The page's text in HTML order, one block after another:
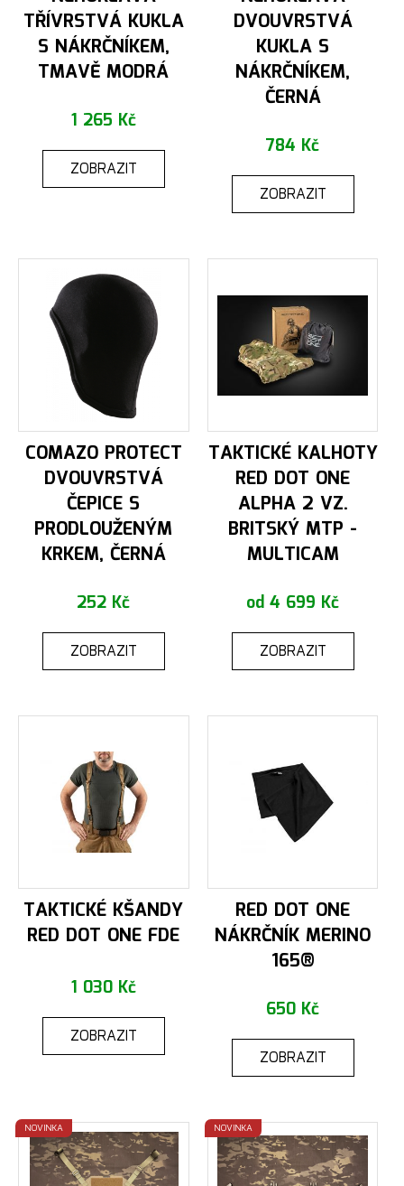
TŘÍVRSTVÁ KUKLA
S NÁKRČNÍKEM,
TMAVĚ MODRÁ
1 265 Kč
ZOBRAZIT
DVOUVRSTVÁ
KUKLA S
NÁKRČNÍKEM,
ČERNÁ
784 Kč
ZOBRAZIT
COMAZO PROTECT
DVOUVRSTVÁ
ČEPICE S
PRODLOUŽENÝM
KRKEM, ČERNÁ
252 Kč
ZOBRAZIT
TAKTICKÉ KALHOTY
RED DOT ONE
ALPHA 2 VZ.
BRITSKÝ MTP -
MULTICAM
od 4 699 Kč
ZOBRAZIT
TAKTICKÉ KŠANDY
RED DOT ONE FDE
1 030 Kč
ZOBRAZIT
RED DOT ONE
NÁKRČNÍK MERINO
165®
650 Kč
ZOBRAZIT
NOVINKA NOVINKA